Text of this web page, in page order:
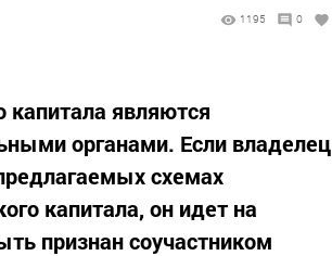
1195 0
являются
органами. Если владелец
схемах
капитала, он идет на
признан соучастником